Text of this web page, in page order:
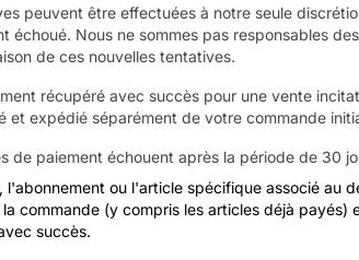
peuvent être effectuées à notre seule
échoué. Nous ne sommes pas responsables
de ces nouvelles tentatives.
récupéré avec succès pour une vente
et expédié séparément de votre commande
de paiement échouent après la période de 30
l'abonnement ou l'article spécifique associé au
commande (y compris les articles déjà
succès.